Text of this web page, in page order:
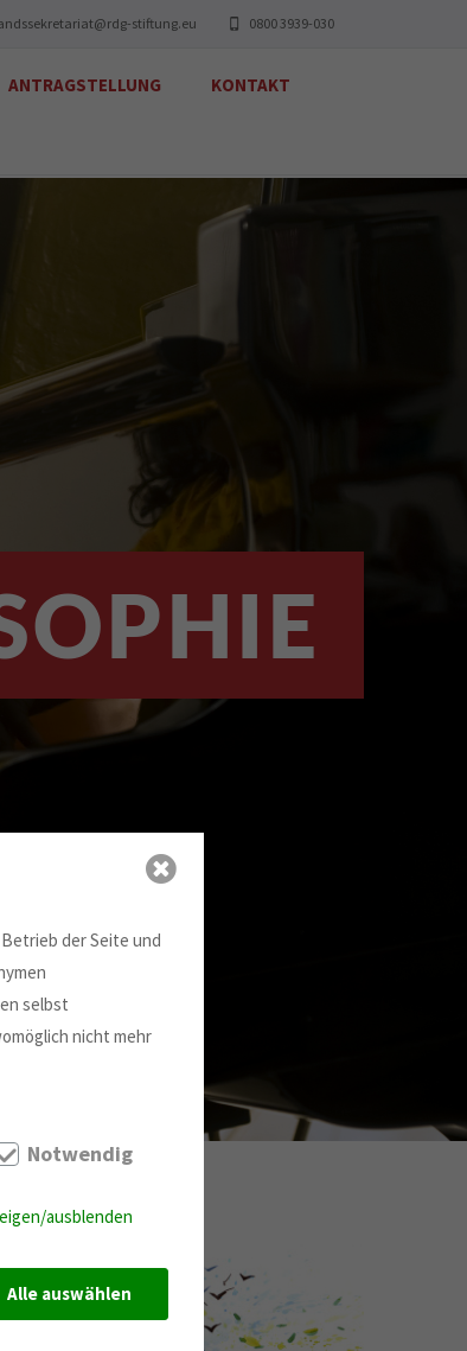
stiftung.eu 0800 3939-030
ANTRAGSTELLUNG KONTAKT
der Seite und
selbst
nicht mehr
Notwendig
ausblenden
Alle auswählen